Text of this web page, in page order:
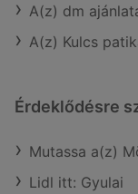
A(z) dm
A(z) Kulcs
Érdeklődésre
Mutassa a(z)
Lidl itt: Gyulai